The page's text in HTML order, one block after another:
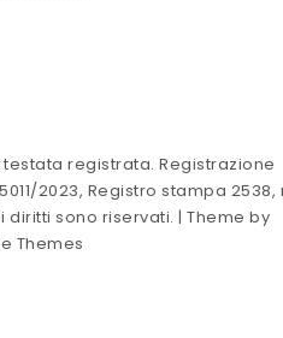
testata registrata. Registrazione
2023, Registro stampa 2538,
diritti sono riservati. | Theme by
Themes